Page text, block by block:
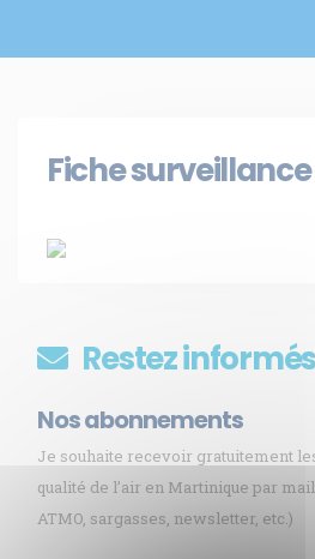
Fiche surveillance
Restez informés
Nos abonnements
Je souhaite recevoir gratuitement
qualité de l’air en Martinique par
ATMO, sargasses, newsletter, etc.)